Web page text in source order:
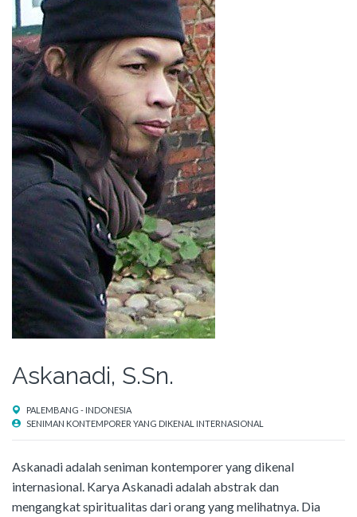
Askanadi, S.Sn.
PALEMBANG - INDONESIA
SENIMAN KONTEMPORER YANG DIKENAL INTERNASIONAL
Askanadi adalah seniman kontemporer yang dikenal
internasional. Karya Askanadi adalah abstrak dan
mengangkat spiritualitas dari orang yang melihatnya. Dia